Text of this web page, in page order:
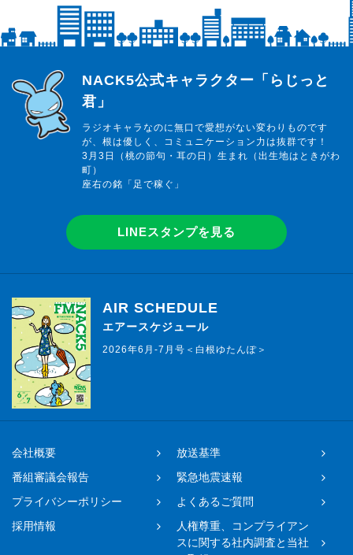
らじっと君
NACK5公式キャラクター「らじっと
君」
ラジオキャラなのに無口で愛想がない変わりものです
が、根は優しく、コミュニケーション力は抜群です！
3月3日（桃の節句・耳の日）生まれ（出生地はときがわ
町）
座右の銘「足で稼ぐ」
LINEスタンプを見る
AIR SCHEDULE
エアースケジュール
2026年6月-7月号＜白根ゆたんぽ＞
会社概要
放送基準
番組審議会報告
緊急地震速報
プライバシーポリシー
よくあるご質問
採用情報
人権尊重、コンプライアン
スに関する社内調査と当社